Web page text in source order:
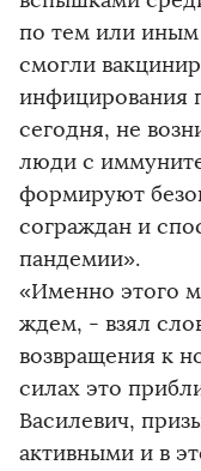
по тем или иным
смогли
инфицирования
сегодня, не
люди с
формируют
сограждан и
пандемии».
«Именно этого
ждем, - взял
возвращения к
силах это
Василевич,
активными и в